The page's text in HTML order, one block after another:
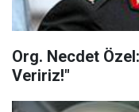
Org. Necdet
Veririz!"